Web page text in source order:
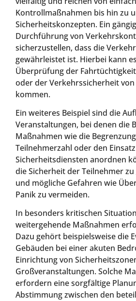
Kontrollmaßnahmen bis hin zu
Sicherheitskonzepten. Ein
Durchführung von
sicherzustellen, dass die
gewährleistet ist. Hierbei kann
Überprüfung der
oder der Verkehrssicherheit von
kommen.
Ein weiteres Beispiel sind die
Veranstaltungen, bei denen die
Maßnahmen wie die
Teilnehmerzahl oder den
Sicherheitsdiensten anordnen
die Sicherheit der Teilnehmer
und mögliche Gefahren wie
Panik zu vermeiden.
In besonders kritischen
weitergehende Maßnahmen
Dazu gehört beispielsweise die
Gebäuden bei einer akuten
Einrichtung von
Großveranstaltungen. Solche
erfordern eine sorgfältige
Abstimmung zwischen den